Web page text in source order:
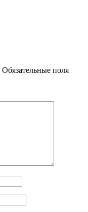
Обязательные поля